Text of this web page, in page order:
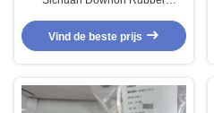
Voor FKM Precompound
Vind de beste prijs